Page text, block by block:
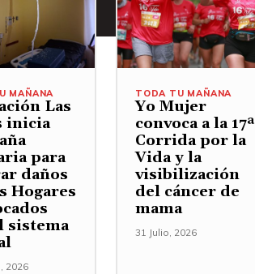
a
r
a
u
m
e
n
t
MAÑANA
Las
inicia
para
daños
Hogares
sistema
2026
TODA TU MAÑANA
Yo Mujer
convoca a la 17ª
Corrida por la
Vida y la
visibilización
del cáncer de
mama
31 Julio, 2026